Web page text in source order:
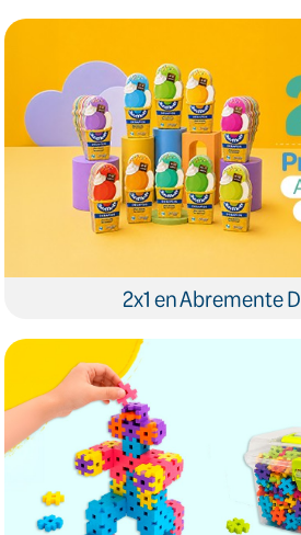
2x1 en Abremente